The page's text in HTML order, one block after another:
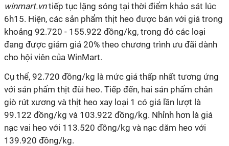
winmart.vntiếp tục lặng sóng tại thời điểm khảo sát lúc
6h15. Hiện, các sản phẩm thịt heo được bán với giá trong
khoảng 92.720 - 155.922 đồng/kg, trong đó các loại
đang được giảm giá 20% theo chương trình ưu đãi dành
cho hội viên của WinMart.
Cụ thể, 92.720 đồng/kg là mức giá thấp nhất tương ứng
với sản phẩm thịt đùi heo. Tiếp đến, hai sản phẩm chân
giò rút xương và thịt heo xay loại 1 có giá lần lượt là
99.122 đồng/kg và 103.922 đồng/kg. Nhỉnh hơn là giá
nạc vai heo với 113.520 đồng/kg và nạc dăm heo với
139.920 đồng/kg.